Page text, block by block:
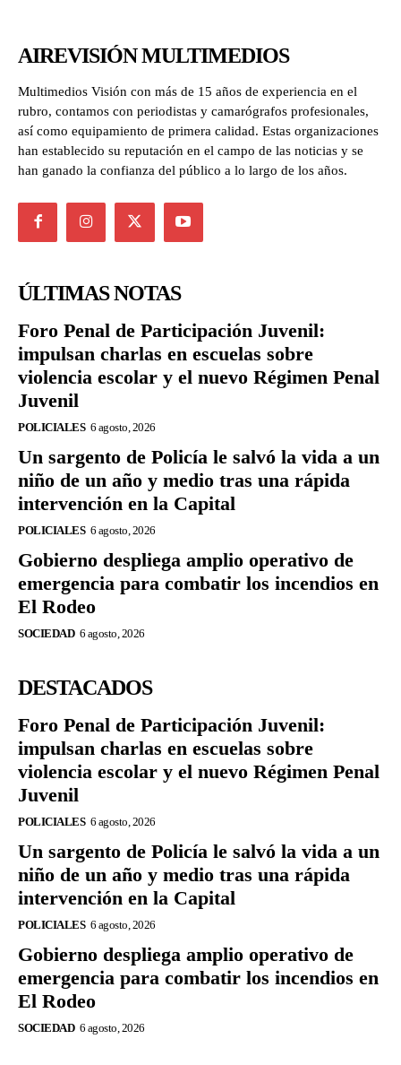
AIREVISIÓN MULTIMEDIOS
Multimedios Visión con más de 15 años de experiencia en el
rubro, contamos con periodistas y camarógrafos profesionales,
así como equipamiento de primera calidad. Estas organizaciones
han establecido su reputación en el campo de las noticias y se
han ganado la confianza del público a lo largo de los años.
ÚLTIMAS NOTAS
Foro Penal de Participación Juvenil:
impulsan charlas en escuelas sobre
violencia escolar y el nuevo Régimen Penal
Juvenil
POLICIALES 6 agosto, 2026
Un sargento de Policía le salvó la vida a un
niño de un año y medio tras una rápida
intervención en la Capital
POLICIALES 6 agosto, 2026
Gobierno despliega amplio operativo de
emergencia para combatir los incendios en
El Rodeo
SOCIEDAD 6 agosto, 2026
DESTACADOS
Foro Penal de Participación Juvenil:
impulsan charlas en escuelas sobre
violencia escolar y el nuevo Régimen Penal
Juvenil
POLICIALES 6 agosto, 2026
Un sargento de Policía le salvó la vida a un
niño de un año y medio tras una rápida
intervención en la Capital
POLICIALES 6 agosto, 2026
Gobierno despliega amplio operativo de
emergencia para combatir los incendios en
El Rodeo
SOCIEDAD 6 agosto, 2026